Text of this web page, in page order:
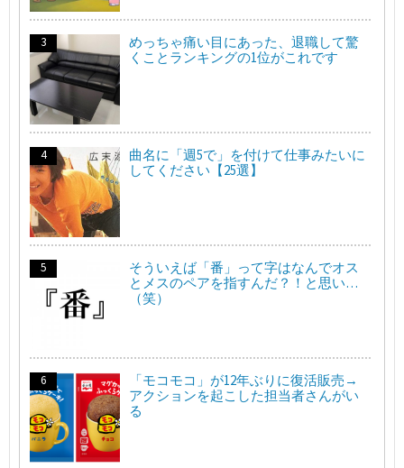
めっちゃ痛い目にあった、退職して驚
くことランキングの1位がこれです
曲名に「週5で」を付けて仕事みたいに
してください【25選】
そういえば「番」って字はなんでオス
とメスのペアを指すんだ？！と思い…
（笑）
「モコモコ」が12年ぶりに復活販売→
アクションを起こした担当者さんがい
る